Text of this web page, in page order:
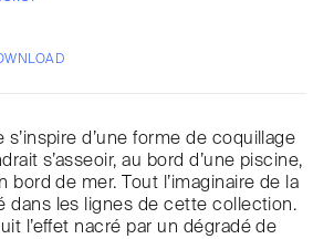
d’une forme de coquillage
s’asseoir, au bord d’une piscine,
bord de mer. Tout l’imaginaire de la
dans les lignes de cette collection.
l’effet nacré par un dégradé de